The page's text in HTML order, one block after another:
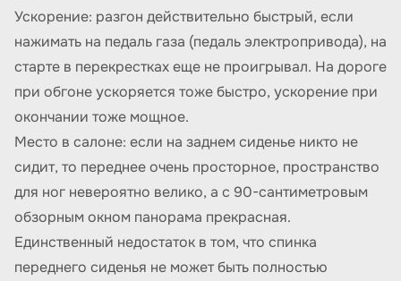
Ускорение: разгон действительно быстрый, если
нажимать на педаль газа (педаль электропривода), на
старте в перекрестках еще не проигрывал. На дороге
при обгоне ускоряется тоже быстро, ускорение при
окончании тоже мощное.
Место в салоне: если на заднем сиденье никто не
сидит, то переднее очень просторное, пространство
для ног невероятно велико, а с 90-сантиметровым
обзорным окном панорама прекрасная.
Единственный недостаток в том, что спинка
переднего сиденья не может быть полностью